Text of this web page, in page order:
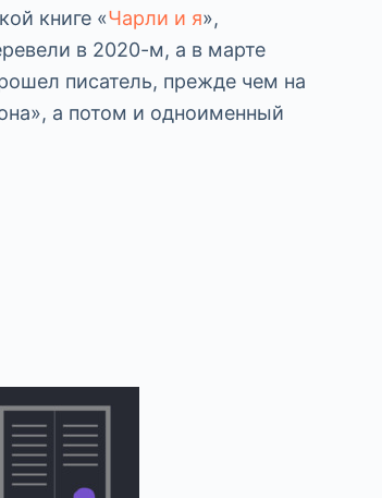
книге «Чарли и я»,
в 2020-м, а в марте
писатель, прежде чем на
а потом и одноименный